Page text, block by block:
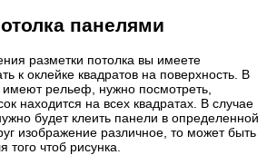
панелями
разметки потолка вы имеете
к оклейке квадратов на поверхность. В
имеют рельеф, нужно посмотреть,
находится на всех квадратах. В случае
будет клеить панели в определенной
изображение различное, то может быть
того чтоб рисунка.